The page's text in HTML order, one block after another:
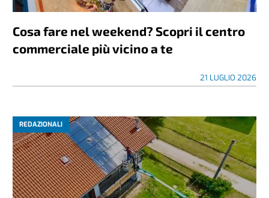
Cosa fare nel weekend? Scopri il centro
commerciale più vicino a te
21 LUGLIO 2026
REDAZIONALI